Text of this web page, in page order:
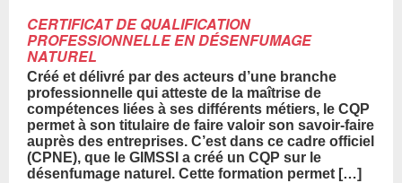
CERTIFICAT DE QUALIFICATION
PROFESSIONNELLE EN DÉSENFUMAGE
NATUREL
Créé et délivré par des acteurs d’une branche
professionnelle qui atteste de la maîtrise de
compétences liées à ses différents métiers, le CQP
permet à son titulaire de faire valoir son savoir-faire
auprès des entreprises. C’est dans ce cadre officiel
(CPNE), que le GIMSSI a créé un CQP sur le
désenfumage naturel. Cette formation permet […]